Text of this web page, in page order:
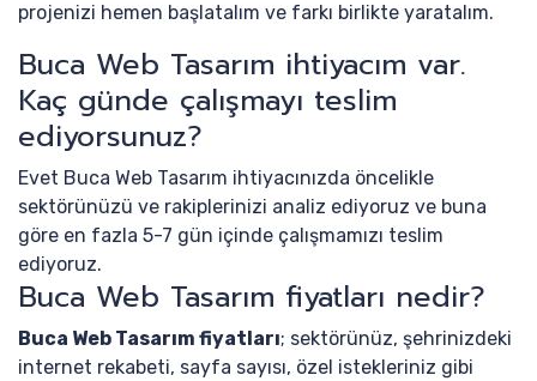
projenizi hemen başlatalım ve farkı birlikte yaratalım.
Buca Web Tasarım ihtiyacım var.
Kaç günde çalışmayı teslim
ediyorsunuz?
Evet Buca Web Tasarım ihtiyacınızda öncelikle
sektörünüzü ve rakiplerinizi analiz ediyoruz ve buna
göre en fazla 5-7 gün içinde çalışmamızı teslim
ediyoruz.
Buca Web Tasarım fiyatları nedir?
Buca Web Tasarım fiyatları; sektörünüz, şehrinizdeki
internet rekabeti, sayfa sayısı, özel istekleriniz gibi